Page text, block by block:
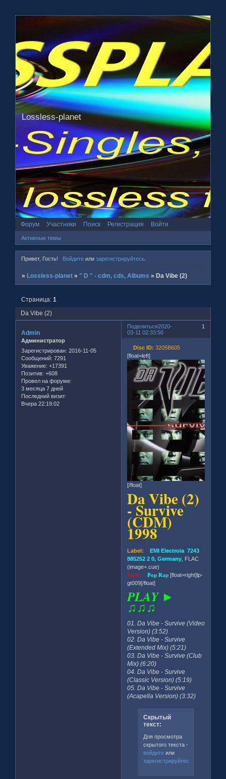
Lossless-planet
Форум Участники Поиск Регистрация Войти
Активные темы
Привет, Гость! Войдитеили зарегистрируйтесь.
» Lossless-planet » " D " - cdm, cds, Albums » Da Vibe (2)
Da Vibe (2)
Страница:1
Поделиться 1
2020-
03-11 02:33:50
Admin
Администратор
Зарегистрирован: 2016-11-05
Сообщений: 7291
Уважение: +17391
Позитив: +608
Провел на форуме:
3 месяца 7 дней
Последний визит:
Вчера 22:19:02
Disc ID: 3205B605
[float=left]
[/float]
Da Vibe (2)
- Survive
(CDM)
1998
Label: EMI Electrola 7243
885252 2 0, Germany , FLAC
(image+.cue)
Style:Pop Rap[float=right]lp-
gt009[/float]
PLAY ►
♫♫♫
01. Da Vibe - Survive (Video
Version) (3:52)
02. Da Vibe - Survive
(Extended Mix) (5:21)
03. Da Vibe - Survive (Club
Mix) (6:20)
04. Da Vibe - Survive
(Classic Version) (5:19)
05. Da Vibe - Survive
(Acapella Version) (3:32)
Скрытый
текст:
Для просмотра
скрытого текста -
войдитеили
зарегистрируйтесь